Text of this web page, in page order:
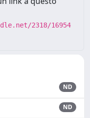
2318/16954
ND
ND